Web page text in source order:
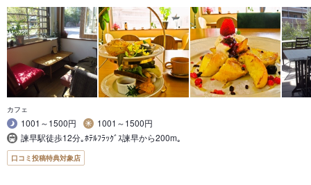
カフェ
1001～1500円
1001～1500円
諫早駅徒歩12分｡ﾎﾃﾙﾌﾗｯｸﾞｽ諫早から200m｡
口コミ投稿特典対象店